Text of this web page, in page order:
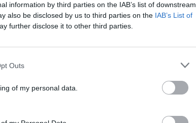
information by third parties on the IAB’s list of downstream
also be disclosed by us to third parties on the IAB’s List of
further disclose it to other third parties.
Outs
of my personal data.
Air fryer tańszy aż o 150 zł, a to dopiero
polskich rodzin. ZUS wypłacił już 173 mln zł.